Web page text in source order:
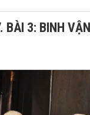
BÀI 3: BINH